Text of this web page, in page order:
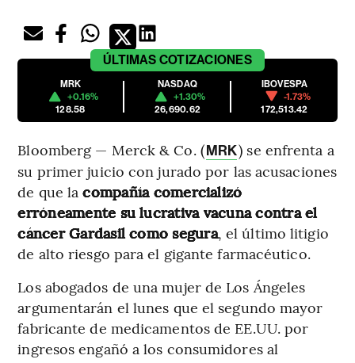
ÚLTIMAS COTIZACIONES
MRK
+0.16%
128.58
NASDAQ
+1.30%
26,690.62
IBOVESPA
-1.73%
172,513.42
Bloomberg — Merck & Co. (MRK) se enfrenta a
su primer juicio con jurado por las acusaciones
de que lacompañía comercializó
erróneamente su lucrativa vacuna contra el
cáncer Gardasil como segura, el último litigio
de alto riesgo para el gigante farmacéutico.
Los abogados de una mujer de Los Ángeles
argumentarán el lunes que el segundo mayor
fabricante de medicamentos de EE.UU. por
ingresos engañó a los consumidores al